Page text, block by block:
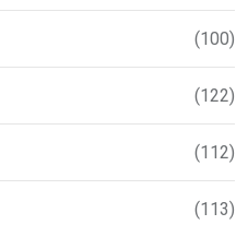
(100)
(122)
(112)
(113)